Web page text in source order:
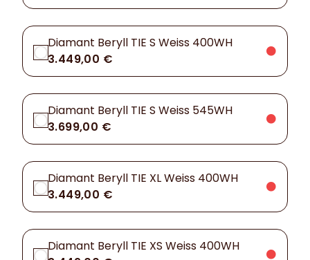
Diamant Beryll TIE S Weiss 400WH
3.449,00 €
Diamant Beryll TIE S Weiss 545WH
3.699,00 €
Diamant Beryll TIE XL Weiss 400WH
3.449,00 €
Diamant Beryll TIE XS Weiss 400WH